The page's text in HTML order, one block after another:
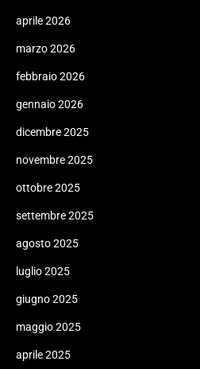
aprile 2026
marzo 2026
febbraio 2026
gennaio 2026
dicembre 2025
novembre 2025
ottobre 2025
settembre 2025
agosto 2025
luglio 2025
giugno 2025
maggio 2025
aprile 2025